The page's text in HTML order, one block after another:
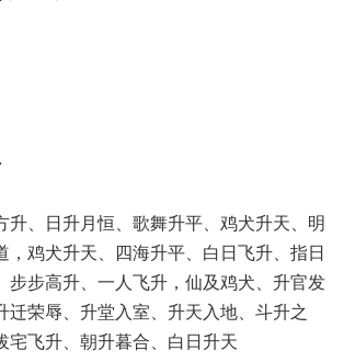
升、日升月恒、歌舞升平、鸡犬升天、明
，鸡犬升天、四海升平、白日飞升、指日
步步高升、一人飞升，仙及鸡犬、升官发
迁荣辱、升堂入室、升天入地、斗升之
宅飞升、朝升暮合、白日升天